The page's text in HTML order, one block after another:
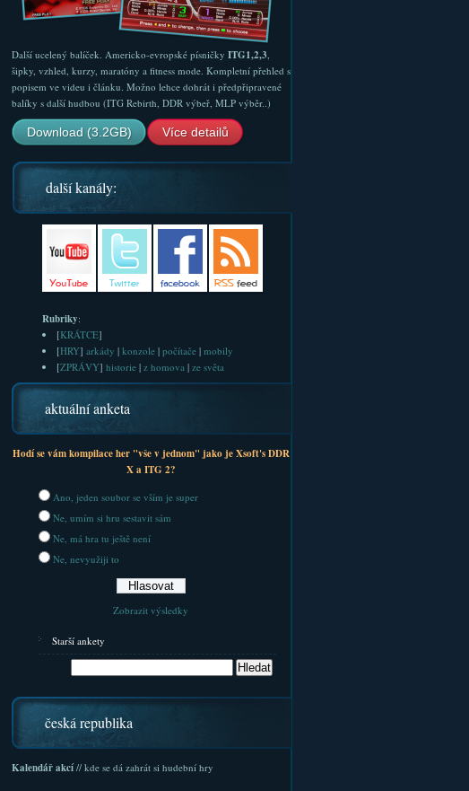
Další ucelený balíček. Americko-evropské písničky ITG1,2,3,
šipky, vzhled, kurzy, maratóny a fitness mode. Kompletní přehled s
popisem ve videu i článku. Možno lehce dohrát i předpřipravené
balíky s další hudbou (ITG Rebirth, DDR výbeř, MLP výběr..)
Download (3.2GB) Více detailů
další kanály:
Rubriky:
[KRÁTCE]
[HRY] arkády | konzole| počítače| mobily
[ZPRÁVY] historie| z homova| ze světa
aktuální anketa
Hodí se vám kompilace her "vše v jednom" jako je Xsoft's DDR
X a ITG 2?
Ano, jeden soubor se vším je super
Ne, umím si hru sestavit sám
Ne, má hra tu ještě není
Ne, nevyužiji to
Zobrazit výsledky
Starší ankety
česká republika
Kalendář akcí// kde se dá zahrát si hudební hry